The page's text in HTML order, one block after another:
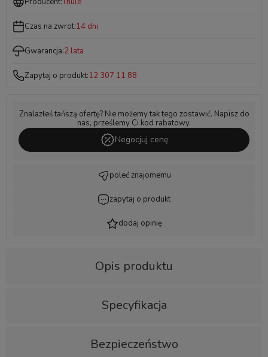
Czas na zwrot:14 dni
Gwarancja:2 lata
Zapytaj o produkt:12 307 11 88
Znalazłeś tańszą ofertę? Nie możemy tak tego zostawić. Napisz do
nas, prześlemy Ci kod rabatowy.
Negocjuj cenę
poleć znajomemu
zapytaj o produkt
dodaj opinię
Opis produktu
Specyfikacja
Bezpieczeństwo